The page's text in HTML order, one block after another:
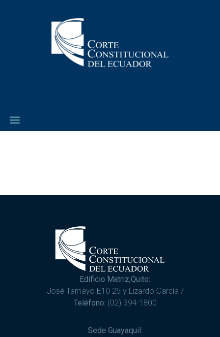
Edificio Matriz,Quito:
José Tamayo E10 25 y Lizardo García /
Teléfono: (02) 394-1800
Sede Guayaquil: